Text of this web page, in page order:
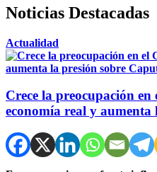
Noticias Destacadas
Actualidad
Crece la preocupación
economía real y